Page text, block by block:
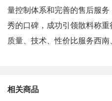
量控制体系和完善的售后服
秀的口碑，成功引领散料称
质量、技术、性价比服务西南
相关商品